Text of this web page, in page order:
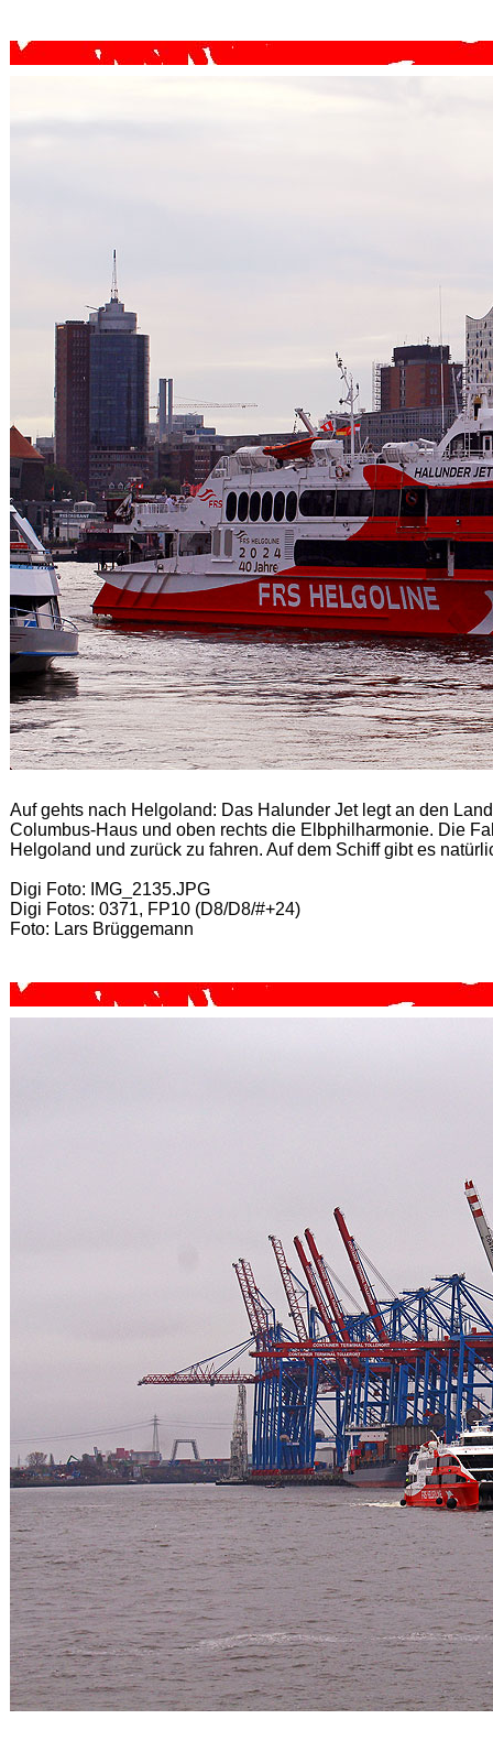
Auf gehts nach Helgoland: Das Halunder Jet legt an den
Columbus-Haus und oben rechts die Elbphilharmonie. Die
Helgoland und zurück zu fahren. Auf dem Schiff gibt es
Digi Foto: IMG_2135.JPG
Digi Fotos: 0371, FP10 (D8/D8/#+24)
Foto: Lars Brüggemann